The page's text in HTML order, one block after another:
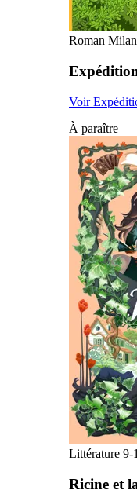
Roman Milan
Voir
À paraître
Littérature 9-
Ricine et